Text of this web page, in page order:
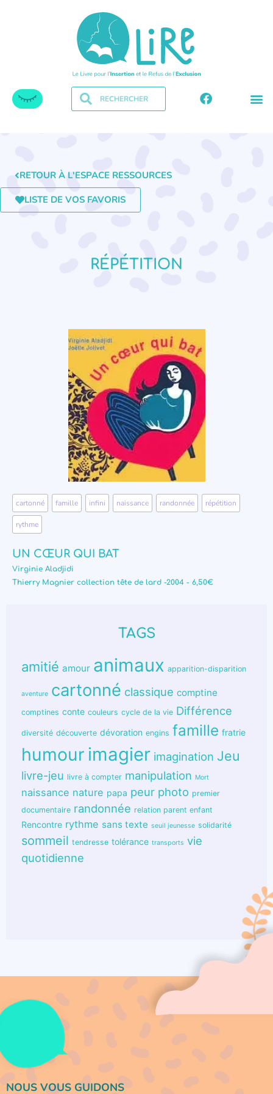
RETOUR À L'ESPACE RESSOURCES
LISTE DE VOS FAVORIS
RÉPÉTITION
cartonné famille infini naissance randonnée répétition
rythme
UN CŒUR QUI BAT
Virginie Aladjidi
Thierry Magnier collection tête de lard -2004 - 6,50€
TAGS
amitié amour animaux apparition-disparition
aventure cartonné classique comptine
comptines conte couleurs cycle de la vie Différence
diversité découverte dévoration engins famille fratrie
humour imagier imagination Jeu
livre-jeu livre à compter manipulation Mort
naissance nature papa peur photo premier
documentaire randonnée relation parent enfant
Rencontre rythme sans texte seuil jeunesse solidarité
sommeil tendresse tolérance transports vie
quotidienne
NOUS VOUS GUIDONS